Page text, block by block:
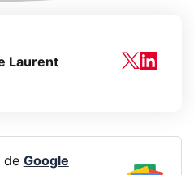
Laurent
de Google